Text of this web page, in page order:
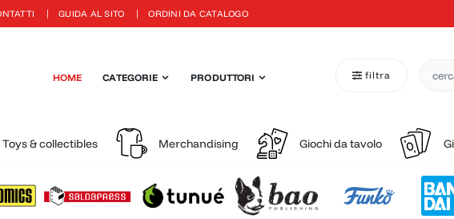
GUIDA AL SITO ORDINI DA CATALOGO
HOME CATEGORIE PRODUTTORI filtra
Toys & collectibles Merchandising Giochi da tavolo